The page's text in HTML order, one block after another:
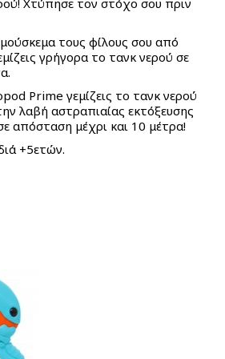
Cosmetics
3C4G
A
Bambolina
BACK
Bambolina
Αmore
Bambolina
Bambolina
Girlz
Molly
Ballerina
Happy
τους φίλους σου από
γρήγορα το τανκ νερού σε
Prime γεμίζεις το τανκ νερού
λαβή αστραπιαίας εκτόξευσης
απόσταση μέχρι και 10 μέτρα!
+5ετών.